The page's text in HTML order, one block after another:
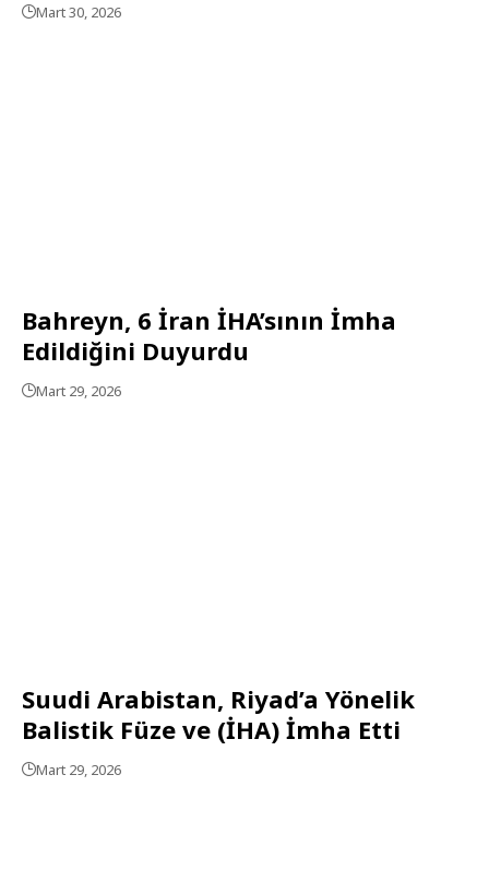
Mart 30, 2026
Bahreyn, 6 İran İHA’sının İmha
Edildiğini Duyurdu
Mart 29, 2026
Suudi Arabistan, Riyad’a Yönelik
Balistik Füze ve (İHA) İmha Etti
Mart 29, 2026